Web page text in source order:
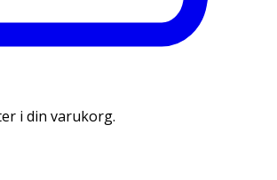
i din varukorg.